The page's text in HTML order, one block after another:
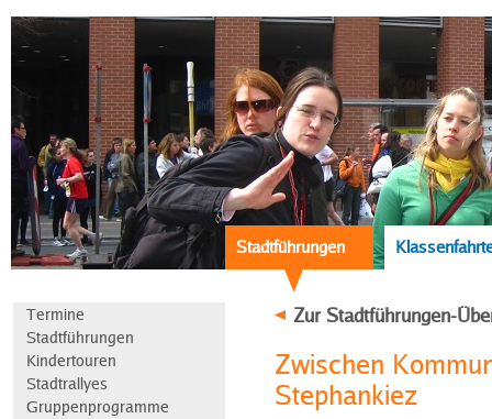
Stadtführungen
Termine
Stadtführungen
Kindertouren
Stadtrallyes
Gruppenprogramme
Zur Stadtführungen-
Zwischen
Stephankiez